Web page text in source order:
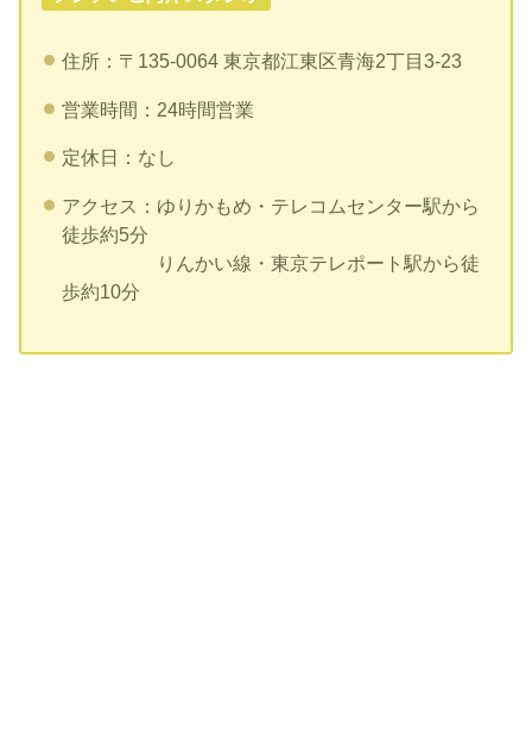
住所：〒135-0064 東京都江東区青海2丁目3-23
営業時間：24時間営業
定休日：なし
アクセス：ゆりかもめ・テレコムセンター駅から
徒歩約5分
りんかい線・東京テレポート駅から徒
歩約10分